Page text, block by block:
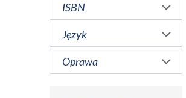
ISBN
Język
Oprawa